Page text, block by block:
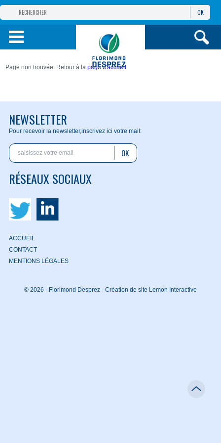
GROUPE
PRODUITS
OK
Page non trouvée. Retour à lapage d'accueil
NEWSLETTER
Pour recevoir la newsletter,inscrivez ici votre mail:
OK
RÉSEAUX SOCIAUX
ACCUEIL
CONTACT
MENTIONS LÉGALES
© 2026 - Florimond Desprez - Création de site Lemon Interactive